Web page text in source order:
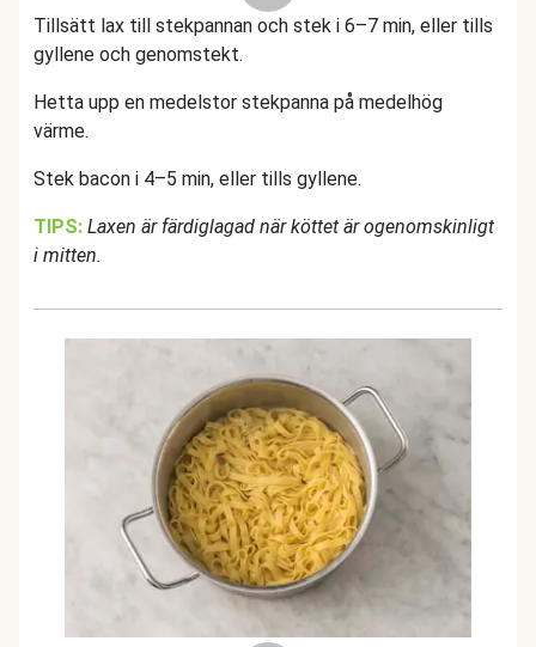
Tillsätt lax till stekpannan och stek i 6–7 min, eller tills
gyllene och genomstekt.
Hetta upp en medelstor stekpanna på medelhög
värme.
Stek bacon i 4–5 min, eller tills gyllene.
TIPS: Laxen är färdiglagad när köttet är ogenomskinligt
i mitten.